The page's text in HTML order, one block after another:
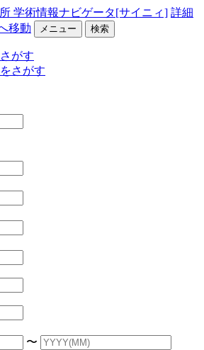
学術情報ナビゲータ[サイニィ] 詳細
移動 メニュー 検索
がす
さがす
〜